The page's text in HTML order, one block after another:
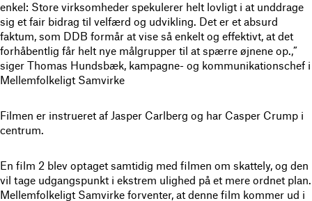
enkel: Store virksomheder spekulerer helt lovligt i at unddrage
sig et fair bidrag til velfærd og udvikling. Det er et absurd
faktum, som DDB formår at vise så enkelt og effektivt, at det
forhåbentlig får helt nye målgrupper til at spærre øjnene op.,”
siger Thomas Hundsbæk, kampagne- og kommunikationschef i
Mellemfolkeligt Samvirke
Filmen er instrueret af Jasper Carlberg og har Casper Crump i
centrum.
En film 2 blev optaget samtidig med filmen om skattely, og den
vil tage udgangspunkt i ekstrem ulighed på et mere ordnet plan.
Mellemfolkeligt Samvirke forventer, at denne film kommer ud i